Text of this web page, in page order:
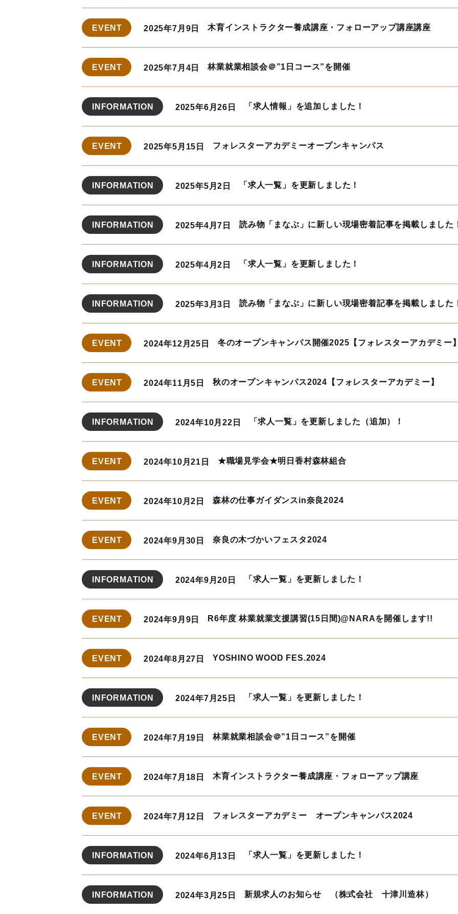
EVENT 2025年7月9日 木育インストラクター養成講座・フォローアップ講座講座
EVENT 2025年7月4日 林業就業相談会＠”1日コース”を開催
INFORMATION 2025年6月26日 「求人情報」を追加しました！
EVENT 2025年5月15日 フォレスターアカデミーオープンキャンパス
INFORMATION 2025年5月2日 「求人一覧」を更新しました！
INFORMATION 2025年4月7日 読み物「まなぶ」に新しい現場密着記事を掲載しました
INFORMATION 2025年4月2日 「求人一覧」を更新しました！
INFORMATION 2025年3月3日 読み物「まなぶ」に新しい現場密着記事を掲載しました
EVENT 2024年12月25日 冬のオープンキャンパス開催2025【フォレスターアカデミー
EVENT 2024年11月5日 秋のオープンキャンパス2024【フォレスターアカデミー】
INFORMATION 2024年10月22日 「求人一覧」を更新しました（追加）！
EVENT 2024年10月21日 ★職場見学会★明日香村森林組合
EVENT 2024年10月2日 森林の仕事ガイダンスin奈良2024
EVENT 2024年9月30日 奈良の木づかいフェスタ2024
INFORMATION 2024年9月20日 「求人一覧」を更新しました！
EVENT 2024年9月9日 R6年度 林業就業支援講習(15日間)@NARAを開催します!!
EVENT 2024年8月27日 YOSHINO WOOD FES.2024
INFORMATION 2024年7月25日 「求人一覧」を更新しました！
EVENT 2024年7月19日 林業就業相談会＠”1日コース”を開催
EVENT 2024年7月18日 木育インストラクター養成講座・フォローアップ講座
EVENT 2024年7月12日 フォレスターアカデミー オープンキャンパス2024
INFORMATION 2024年6月13日 「求人一覧」を更新しました！
INFORMATION 2024年3月25日 新規求人のお知らせ （株式会社 十津川造林）